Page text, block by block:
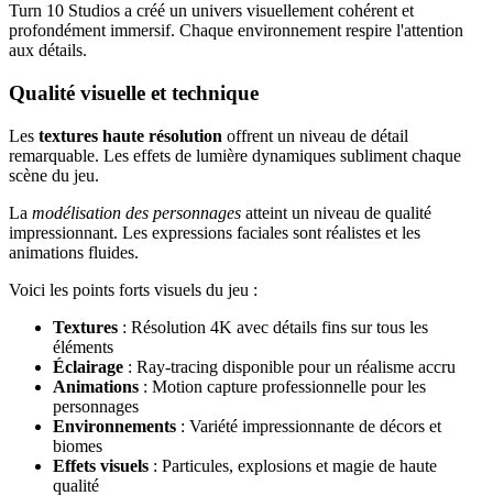
Turn 10 Studios a créé un univers visuellement cohérent et
profondément immersif. Chaque environnement respire l'attention
aux détails.
Qualité visuelle et technique
Les textures haute résolution offrent un niveau de détail
remarquable. Les effets de lumière dynamiques subliment chaque
scène du jeu.
La modélisation des personnages atteint un niveau de qualité
impressionnant. Les expressions faciales sont réalistes et les
animations fluides.
Voici les points forts visuels du jeu :
Textures : Résolution 4K avec détails fins sur tous les
éléments
Éclairage : Ray-tracing disponible pour un réalisme accru
Animations : Motion capture professionnelle pour les
personnages
Environnements : Variété impressionnante de décors et
biomes
Effets visuels : Particules, explosions et magie de haute
qualité